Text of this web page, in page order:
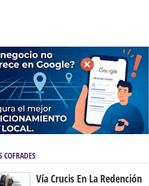
COFRADES
Vía Crucis En La Redención